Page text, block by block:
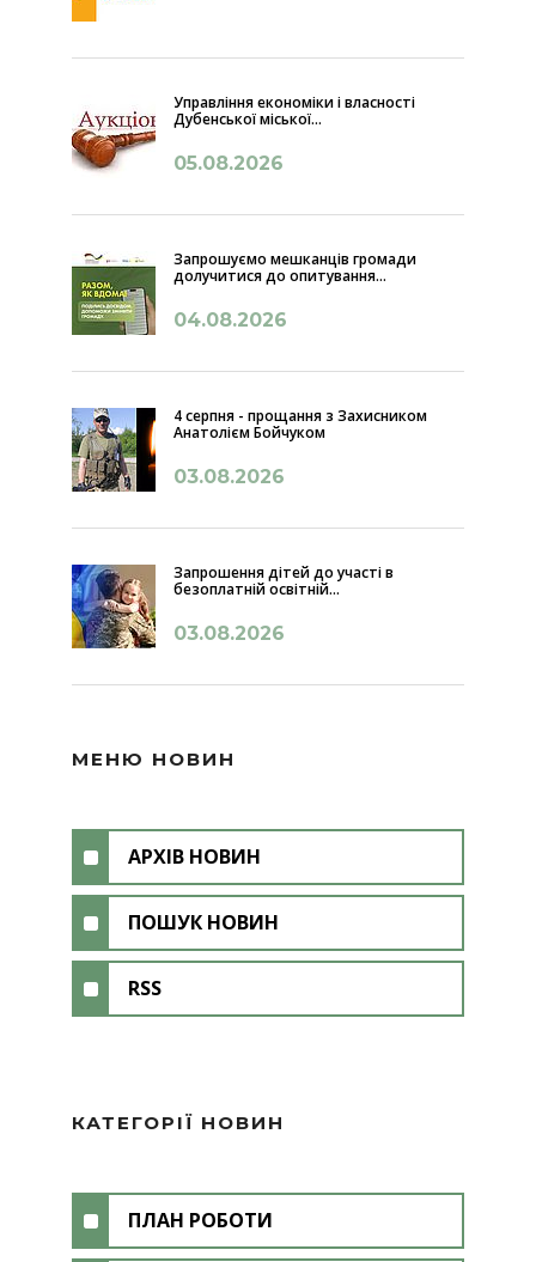
Управління економіки і власності
Дубенської міської...
05.08.2026
Запрошуємо мешканців громади
долучитися до опитування...
04.08.2026
4 серпня - прощання з Захисником
Анатолієм Бойчуком
03.08.2026
Запрошення дітей до участі в
безоплатній освітній...
03.08.2026
МЕНЮ НОВИН
АРХІВ НОВИН
ПОШУК НОВИН
RSS
КАТЕГОРІЇ НОВИН
ПЛАН РОБОТИ